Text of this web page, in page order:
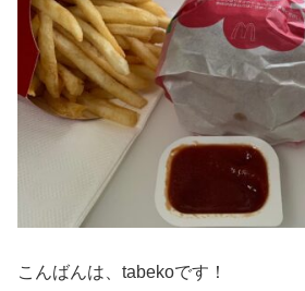
こんばんは、tabekoです！